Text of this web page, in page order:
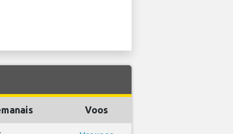
Voos